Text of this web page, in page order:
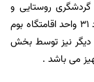
روستایی و
طبیعت گردی در استان خراسان جنوبی نیز تاکنون تعداد 31 واحد اقامتگاه بوم
دریافت نموده اند و تعداد 20 واحد دیگر نیز توسط بخش
می باشد .